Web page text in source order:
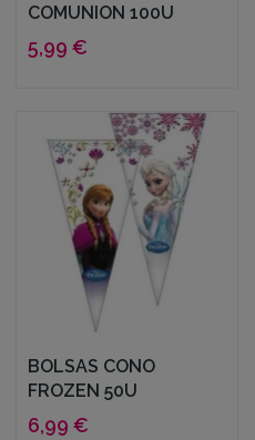
COMUNION 100U
5,99 €
BOLSAS CONO
FROZEN 50U
6,99 €